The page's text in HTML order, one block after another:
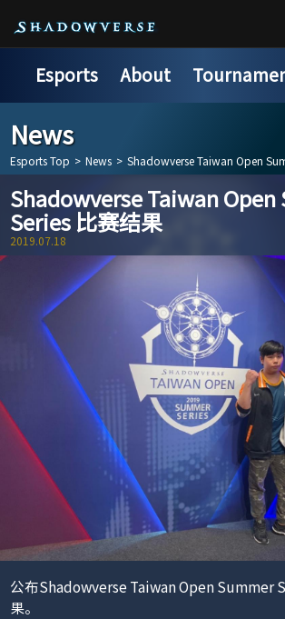
Esports About
News
Esports Top > News > Shadowverse Taiwan Open
Shadowverse Taiwan
Series 比赛结果
2019.07.18
公布Shadowverse Taiwan Open Summer
果。